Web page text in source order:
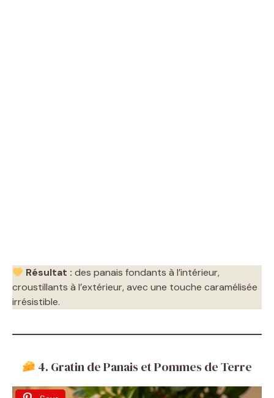
Résultat : des panais fondants à l’intérieur,
croustillants à l’extérieur, avec une touche caramélisée
irrésistible.
4. Gratin de Panais et Pommes de Terre